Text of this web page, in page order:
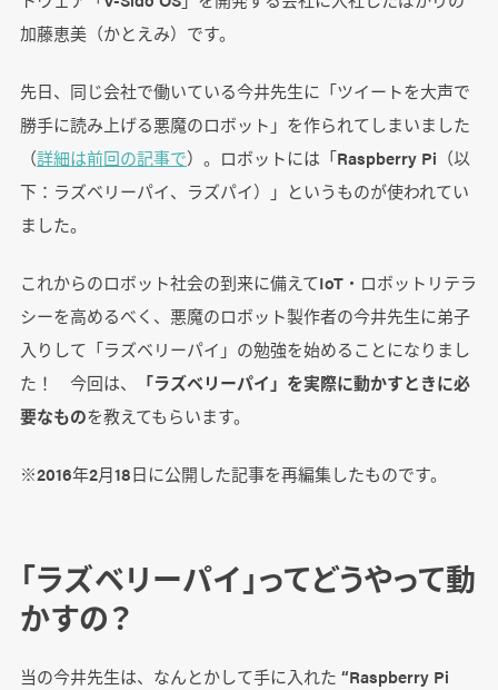
加藤恵美（かとえみ）です。
先日、同じ会社で働いている今井先生に「ツイートを大声で
勝手に読み上げる悪魔のロボット」を作られてしまいました
（詳細は前回の記事で）。ロボットには「Raspberry Pi（以
下：ラズベリーパイ、ラズパイ）」というものが使われてい
ました。
これからのロボット社会の到来に備えてIoT・ロボットリテラ
シーを高めるべく、悪魔のロボット製作者の今井先生に弟子
入りして「ラズベリーパイ」の勉強を始めることになりまし
た！ 今回は、
「ラズベリーパイ」を実際に動かすときに必
要なものを教えてもらいます。
※2016年2月18日に公開した記事を再編集したものです。
「ラズベリーパイ」ってどうやって動
かすの？
当の今井先生は、なんとかして手に入れた “Raspberry Pi